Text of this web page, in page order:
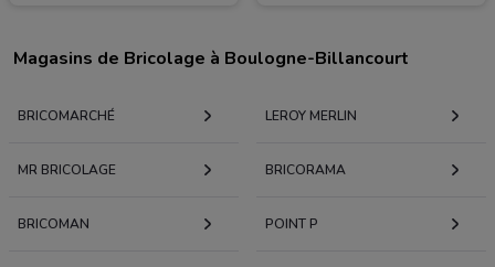
Magasins de Bricolage à Boulogne-Billancourt
BRICOMARCHÉ LEROY MERLIN
MR BRICOLAGE BRICORAMA
BRICOMAN POINT P